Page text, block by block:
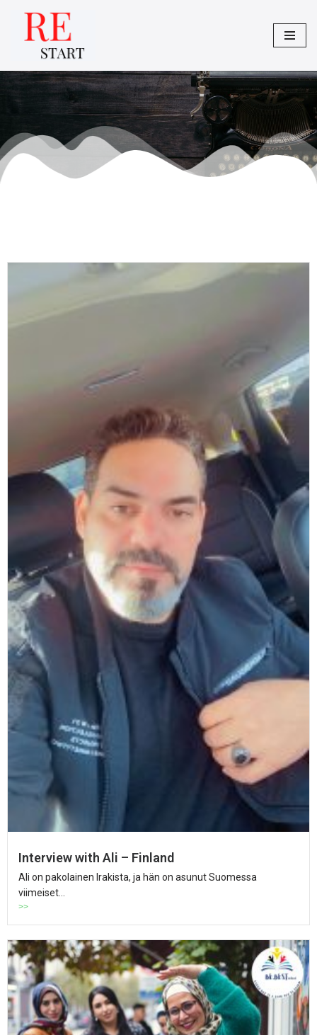
Siirry
suoraan
sisältöön
Interview with Ali – Finland
Ali on pakolainen Irakista, ja hän on asunut Suomessa
viimeiset...
>>